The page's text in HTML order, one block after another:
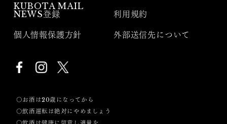
KUBOTA MAIL
NEWS登録
利用規約
個人情報保護方針 外部送信先について
〇お酒は20歳になってから
〇飲酒運転は絶対にやめましょう